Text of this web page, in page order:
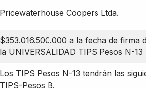
Pricewaterhouse Coopers Ltda.
$353.016.500.000 a la fecha de firma
la UNIVERSALIDAD TIPS Pesos N-13
Los TIPS Pesos N-13 tendrán las
TIPS-Pesos B.